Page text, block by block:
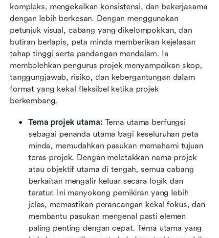
kompleks, mengekalkan konsistensi, dan bekerjasama
dengan lebih berkesan. Dengan menggunakan
petunjuk visual, cabang yang dikelompokkan, dan
butiran berlapis, peta minda memberikan kejelasan
tahap tinggi serta pandangan mendalam. Ia
membolehkan pengurus projek menyampaikan skop,
tanggungjawab, risiko, dan kebergantungan dalam
format yang kekal fleksibel ketika projek
berkembang.
Tema projek utama: Tema utama berfungsi
sebagai penanda utama bagi keseluruhan peta
minda, memudahkan pasukan memahami tujuan
teras projek. Dengan meletakkan nama projek
atau objektif utama di tengah, semua cabang
berkaitan mengalir keluar secara logik dan
teratur. Ini menyokong pemikiran yang lebih
jelas, memastikan perancangan kekal fokus, dan
membantu pasukan mengenal pasti elemen
paling penting dengan cepat. Tema utama yang